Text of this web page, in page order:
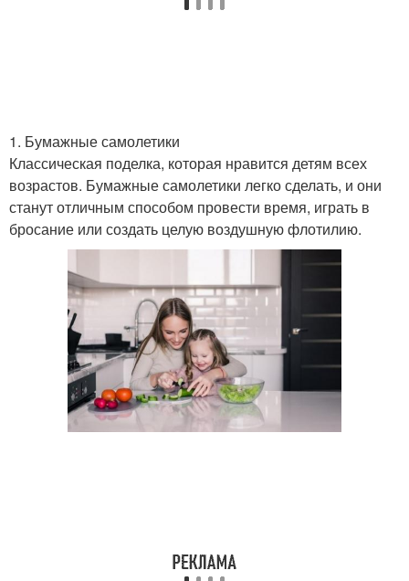
1. Бумажные самолетики
Классическая поделка, которая нравится детям всех
возрастов. Бумажные самолетики легко сделать, и они
станут отличным способом провести время, играть в
бросание или создать целую воздушную флотилию.